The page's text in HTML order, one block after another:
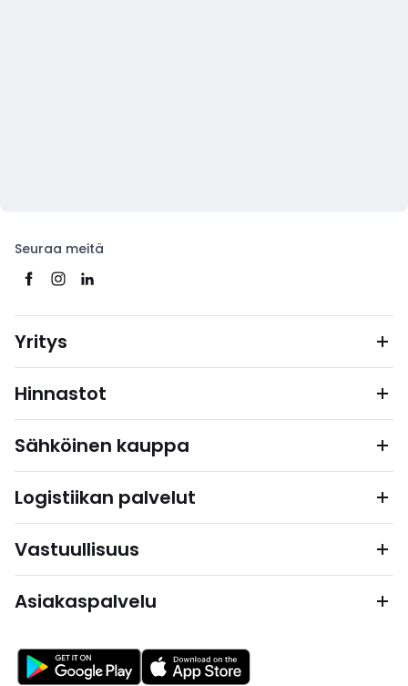
Seuraa meitä
Yritys
Hinnastot
Sähköinen kauppa
Logistiikan palvelut
Vastuullisuus
Asiakaspalvelu